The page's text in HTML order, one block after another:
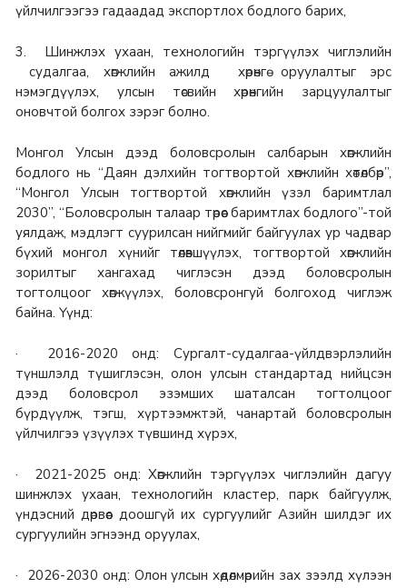
үйлчилгээгээ гадаадад экспортлох бодлого барих,
3. Шинжлэх ухаан, технологийн тэргүүлэх чиглэлийн
судалгаа, хөгжлийн ажилд хөрөнгө оруулалтыг эрс
нэмэгдүүлэх, улсын төсвийн хөрөнгийн зарцуулалтыг
оновчтой болгох зэрэг болно.
Монгол Улсын дээд боловсролын салбарын хөгжлийн
бодлого нь “Даян дэлхийн тогтвортой хөгжлийн хөтөлбөр”,
“Монгол Улсын тогтвортой хөгжлийн үзэл баримтлал
2030”, “Боловсролын талаар төрөөс баримтлах бодлого”-той
уялдаж, мэдлэгт суурилсан нийгмийг байгуулах ур чадвар
бүхий монгол хүнийг төлөвшүүлэх, тогтвортой хөгжлийн
зорилтыг хангахад чиглэсэн дээд боловсролын
тогтолцоог хөгжүүлэх, боловсронгуй болгоход чиглэж
байна. Үүнд:
· 2016-2020 онд: Сургалт-судалгаа-үйлдвэрлэлийн
түншлэлд түшиглэсэн, олон улсын стандартад нийцсэн
дээд боловсрол эзэмших шаталсан тогтолцоог
бүрдүүлж, тэгш, хүртээмжтэй, чанартай боловсролын
үйлчилгээ үзүүлэх түвшинд хүрэх,
· 2021-2025 онд: Хөгжлийн тэргүүлэх чиглэлийн дагуу
шинжлэх ухаан, технологийн кластер, парк байгуулж,
үндэсний дөрвөөс доошгүй их сургуулийг Азийн шилдэг их
сургуулийн эгнээнд оруулах,
· 2026-2030 онд: Олон улсын хөдөлмөрийн зах зээлд хүлээн